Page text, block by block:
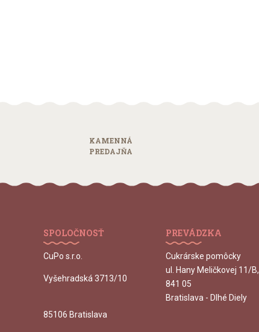
KAMENNÁ
PREDAJŇA
SPOLOČNOSŤ
CuPo s.r.o.
Vyšehradská 3713/10
85106 Bratislava
PREVÁDZKA
Cukrárske pomôcky
ul. Hany Meličkovej 11/B,
841 05
Bratislava - Dlhé Diely